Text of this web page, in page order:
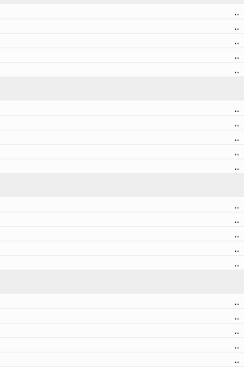
..
..
..
..
..
..
..
..
..
..
..
..
..
..
..
..
..
..
..
..